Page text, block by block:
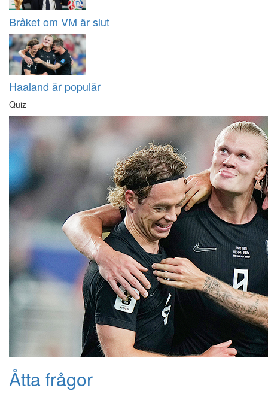
Bråket om VM är slut
Haaland är populär
Quiz
Åtta frågor